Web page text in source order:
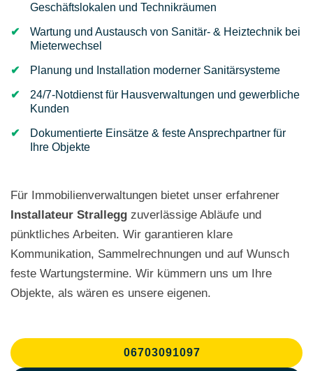
Geschäftslokalen und Technikräumen
Wartung und Austausch von Sanitär- & Heiztechnik bei
Mieterwechsel
Planung und Installation moderner Sanitärsysteme
24/7-Notdienst für Hausverwaltungen und gewerbliche
Kunden
Dokumentierte Einsätze & feste Ansprechpartner für
Ihre Objekte
Für Immobilienverwaltungen bietet unser erfahrener
Installateur Strallegg zuverlässige Abläufe und
pünktliches Arbeiten. Wir garantieren klare
Kommunikation, Sammelrechnungen und auf Wunsch
feste Wartungstermine. Wir kümmern uns um Ihre
Objekte, als wären es unsere eigenen.
06703091097